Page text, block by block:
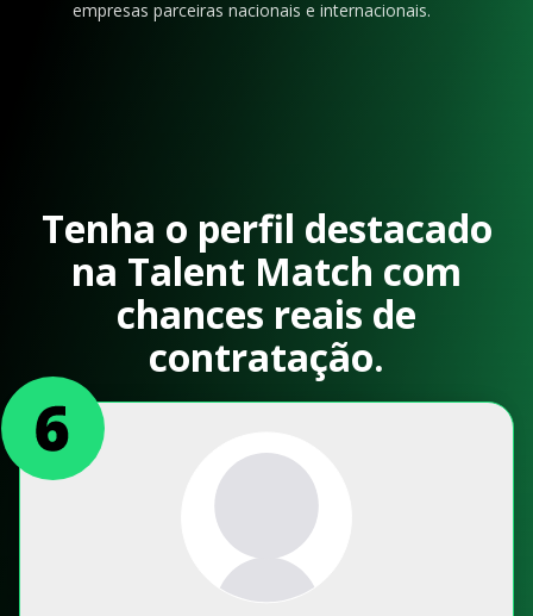
empresas parceiras nacionais e internacionais.
Tenha o perfil destacado
na Talent Match com
chances reais de
contratação.